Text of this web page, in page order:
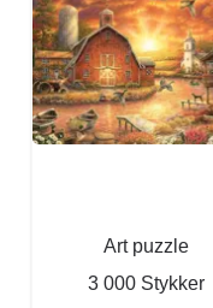
Art puzzle
3 000 Stykker